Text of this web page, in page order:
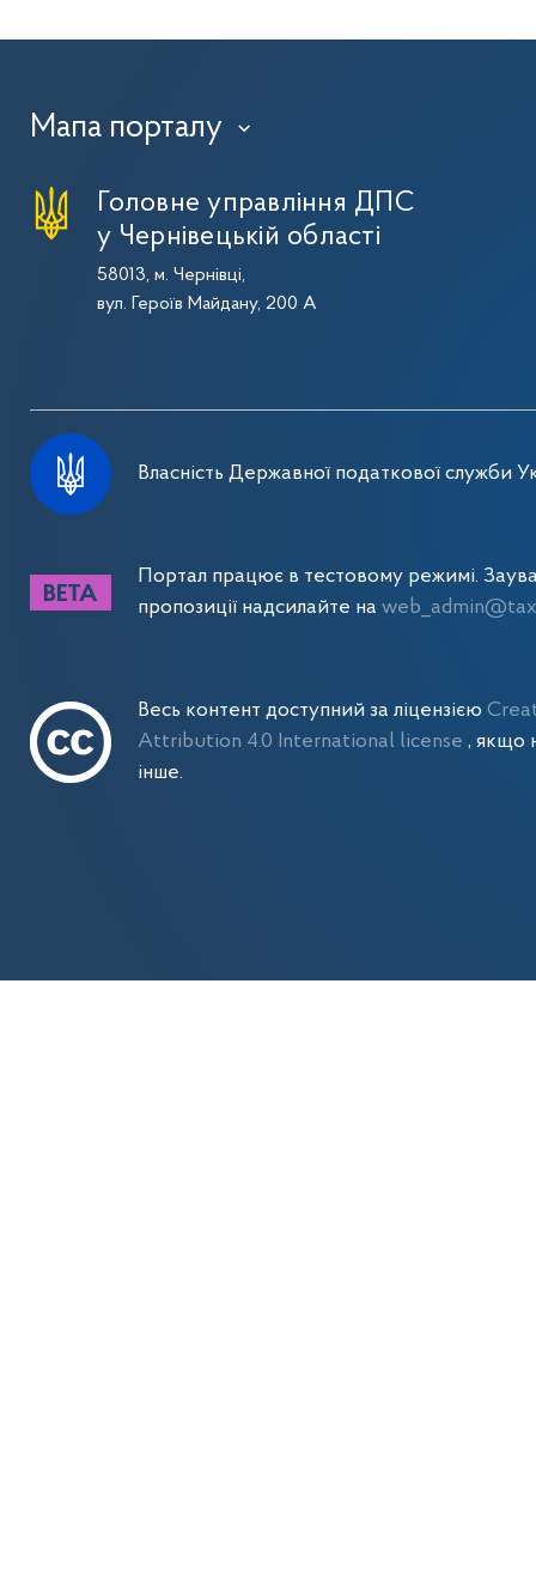
Мапа порталу ›
Головне управління ДПС
у Чернівецькій області
58013, м. Чернівці,
вул. Героїв Майдану, 200 А
Власність Державної податкової служби
Портал працює в тестовому режимі.
пропозиції надсилайте на
Весь контент доступний за ліцензією
Attribution 4.0 International license , якщо
інше.